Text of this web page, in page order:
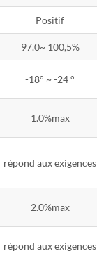
Positif
97.0~ 100,5%
-18° ~ -24 °
1.0%max
répond aux exigences
2.0%max
répond aux exigences